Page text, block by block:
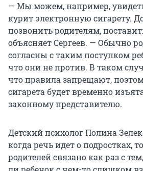
— Мы можем, например,
курит электронную сигарету.
позвонить родителям,
объясняет Сергеев. — Обычно
согласны с таким поступком
что они не против. В таком
что правила запрещают,
сигарета будет временно
законному представителю.
Детский психолог Полина
когда речь идет о подростках,
родителей связано как раз с